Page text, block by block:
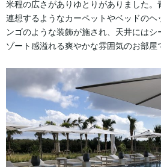
米程の広さがありゆとりがありました。
連想するようなカーペットやベッドの
ンゴのような装飾が施され、天井にはシ
ゾート感溢れる爽やかな雰囲気のお部屋